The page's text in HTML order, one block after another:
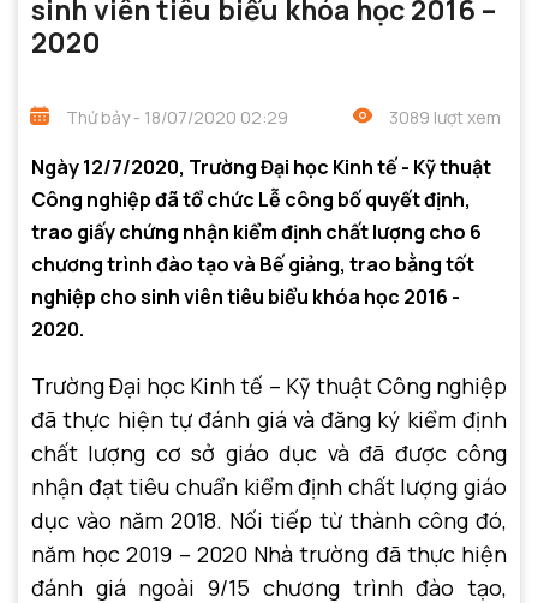
sinh viên tiêu biểu khóa học 2016 –
2020
Thứ bảy - 18/07/2020 02:29 3089 lượt xem
Ngày 12/7/2020, Trường Đại học Kinh tế - Kỹ thuật
Công nghiệp đã tổ chức Lễ công bố quyết định,
trao giấy chứng nhận kiểm định chất lượng cho 6
chương trình đào tạo và Bế giảng, trao bằng tốt
nghiệp cho sinh viên tiêu biểu khóa học 2016 -
2020.
Trường Đại học Kinh tế – Kỹ thuật Công nghiệp
đã thực hiện tự đánh giá và đăng ký kiểm định
chất lượng cơ sở giáo dục và đã được công
nhận đạt tiêu chuẩn kiểm định chất lượng giáo
dục vào năm 2018. Nối tiếp từ thành công đó,
năm học 2019 – 2020 Nhà trường đã thực hiện
đánh giá ngoài 9/15 chương trình đào tạo,